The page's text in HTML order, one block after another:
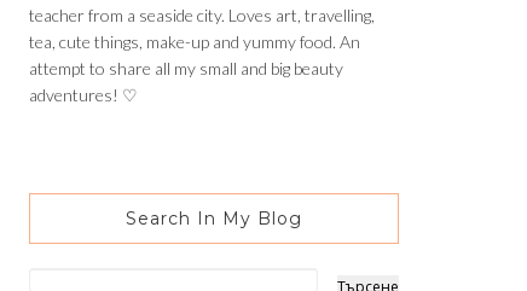
teacher from a seaside city. Loves art, travelling,
tea, cute things, make-up and yummy food. An
attempt to share all my small and big beauty
adventures! ♡
Search In My Blog